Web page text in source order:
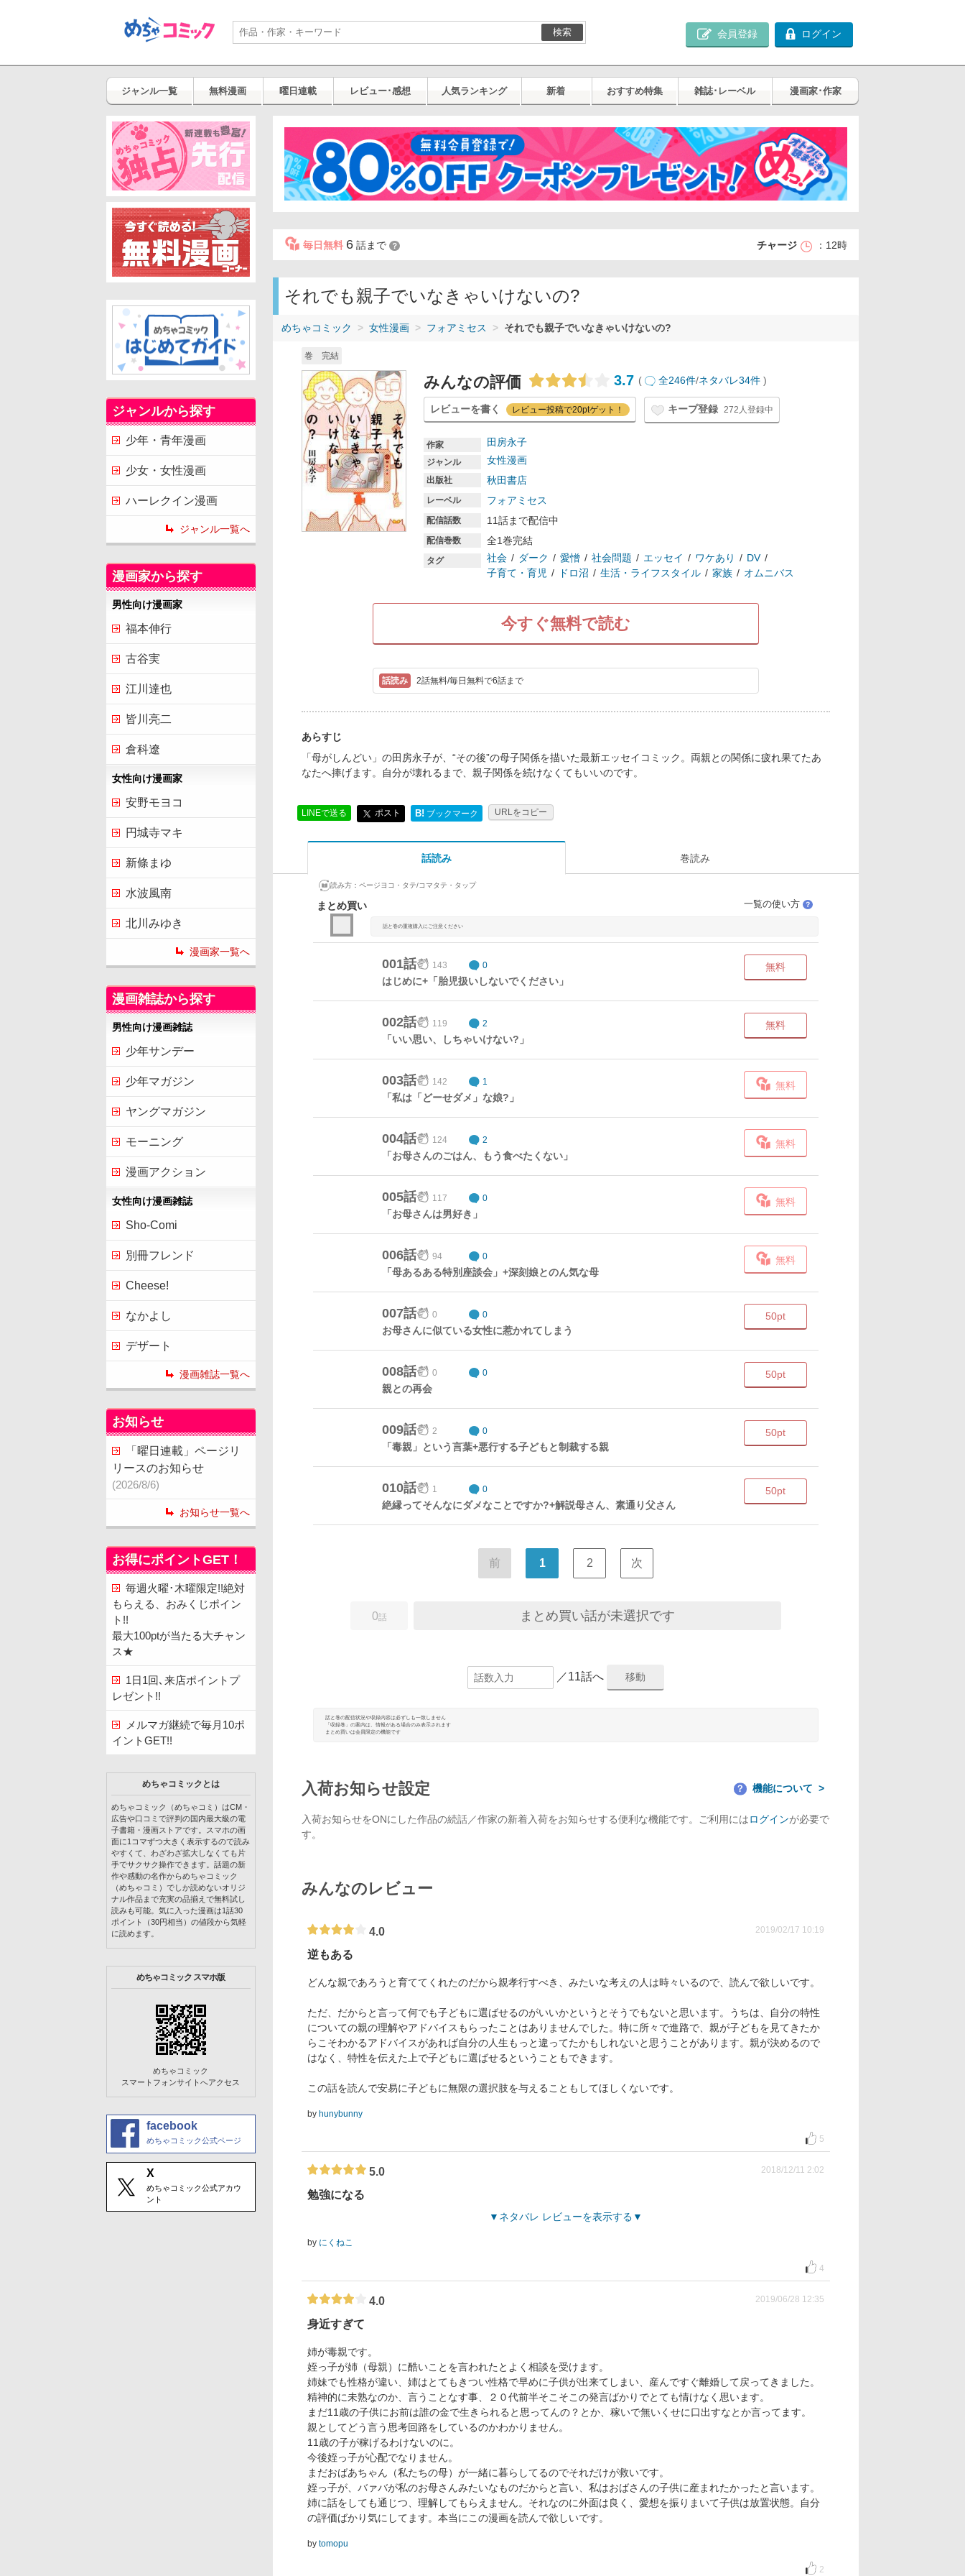
検索 会員登録 ログイン
ジャンル一覧 無料漫画 曜日連載 レビュー･感想 人気ランキング 新着 おすすめ特集 雑誌･レーベル 漫画家･作家
毎日無料 6 話まで ？ チャージ 12時
それでも親子でいなきゃいけないの?
めちゃコミック 女性漫画 フォアミセス それでも親子でいなきゃいけないの?
巻 完結
みんなの評価 3.7 ( 全246件/ネタバレ34件 )
レビューを書く レビュー投稿で20ptゲット！ キープ登録 272人登録中
作家 田房永子
ジャンル 女性漫画
出版社 秋田書店
レーベル フォアミセス
配信話数 11話まで配信中
配信巻数 全1巻完結
タグ 社会 ダーク 愛憎 社会問題 エッセイ ワケあり
DV
子育て・育児
ドロ沼 生活・ライフスタイル 家族 オムニバス
今すぐ無料で読む
2話無料/毎日無料で6話まで
あらすじ
「母がしんどい」の田房永子が、“その後”の母子関係を描いた最新エッセイコミック。両親との関係に疲れ果てたあ
なたへ捧げます。自分が壊れるまで、親子関係を続けなくてもいいのです。
LINEで送る ポスト B! ブックマーク URLをコピー
話読み 巻読み
読み方： ページヨコ・タテ/コマタテ・タップ
まとめ買い 一覧の使い方 ？
話と巻の重複購入にご注意ください
001話 143 0
はじめに+「胎児扱いしないでください」
無料
002話 119 2
「いい思い、しちゃいけない?」
無料
003話 142 1
「私は「どーせダメ」な娘?」
無料
004話 124 2
「お母さんのごはん、もう食べたくない」
無料
005話 117 0
「お母さんは男好き」
無料
006話 94 0
「母あるある特別座談会」+深刻娘とのん気な母
無料
007話 0 0
お母さんに似ている女性に惹かれてしまう
50pt
008話 0 0
親との再会
50pt
009話 2 0
「毒親」という言葉+悪行する子どもと制裁する親
50pt
010話 1 0
絶縁ってそんなにダメなことですか?+解説母さん、素通り父さん
50pt
前 1 2 次
0話 まとめ買い話が未選択です
／11話へ
話と巻の配信状況や収録内容は必ずしも一致しません
「収録巻」の案内は、情報がある場合のみ表示されます
まとめ買いは会員限定の機能です
入荷お知らせ設定 ？ 機能について
入荷お知らせをONにした作品の続話／作家の新着入荷をお知らせする便利な機能です。ご利用にはログインが必要で
す。
みんなのレビュー
4.0 2019/02/17 10:19
逆もある
どんな親であろうと育ててくれたのだから親孝行すべき、みたいな考えの人は時々いるので、読んで欲しいです。
ただ、だからと言って何でも子どもに選ばせるのがいいかというとそうでもないと思います。うちは、自分の特性
についての親の理解やアドバイスもらったことはありませんでした。特に所々で進路で、親が子どもを見てきたか
らこそわかるアドバイスがあれば自分の人生もっと違ってたかもしれないと思うことがあります。親が決めるので
はなく、特性を伝えた上で子どもに選ばせるということもできます。
この話を読んで安易に子どもに無限の選択肢を与えることもしてほしくないです。
by hunybunny
5
5.0 2018/12/11 2:02
勉強になる
ネタバレ レビューを表示する
by にくねこ
4
4.0 2019/06/28 12:35
身近すぎて
姉が毒親です。
姪っ子が姉（母親）に酷いことを言われたとよく相談を受けます。
姉妹でも性格が違い、姉はとてもきつい性格で早めに子供が出来てしまい、産んですぐ離婚して戻ってきました。
精神的に未熟なのか、言うことなす事、２０代前半そこそこの発言ばかりでとても情けなく思います。
まだ11歳の子供にお前は誰の金で生きられると思ってんの？とか、稼いで無いくせに口出すなとか言ってます。
親としてどう言う思考回路をしているのかわかりません。
11歳の子が稼げるわけないのに。
今後姪っ子が心配でなりません。
まだおばあちゃん（私たちの母）が一緒に暮らしてるのでそれだけが救いです。
姪っ子が、バァバが私のお母さんみたいなものだからと言い、私はおばさんの子供に産まれたかったと言います。
姉に話をしても通じつ、理解してもらえません。それなのに外面は良く、愛想を振りまいて子供は放置状態。自分
の評価ばかり気にしてます。本当にこの漫画を読んで欲しいです。
by tomopu
2
ジャンルから探す
少年・青年漫画
少女・女性漫画
ハーレクイン漫画
ジャンル一覧へ
漫画家から探す
男性向け漫画家
福本伸行
古谷実
江川達也
皆川亮二
倉科遼
女性向け漫画家
安野モヨコ
円城寺マキ
新條まゆ
水波風南
北川みゆき
漫画家一覧へ
漫画雑誌から探す
男性向け漫画雑誌
少年サンデー
少年マガジン
ヤングマガジン
モーニング
漫画アクション
女性向け漫画雑誌
Sho-Comi
別冊フレンド
Cheese!
なかよし
デザート
漫画雑誌一覧へ
お知らせ
「曜日連載」ページリ
リースのお知らせ
(2026/8/6)
お知らせ一覧へ
お得にポイントGET！
毎週火曜･木曜限定!!絶対
もらえる、おみくじポイン
ト!!
最大100ptが当たる大チャン
ス★
1日1回､来店ポイントプ
レゼント!!
メルマガ継続で毎月10ポ
イントGET!!
めちゃコミックとは
めちゃコミック（めちゃコミ）はCM・
広告や口コミで評判の国内最大級の電
子書籍・漫画ストアです。スマホの画
面に1コマずつ大きく表示するので読み
やすくて、わざわざ拡大しなくても片
手でサクサク操作できます。話題の新
作や感動の名作からめちゃコミック
（めちゃコミ）でしか読めないオリジ
ナル作品まで充実の品揃えで無料試し
読みも可能。気に入った漫画は1話30
ポイント（30円相当）の値段から気軽
に読めます。
めちゃコミック スマホ版
めちゃコミック
スマートフォンサイトへアクセス
facebook
めちゃコミック公式ページ
X
めちゃコミック公式アカウ
ント